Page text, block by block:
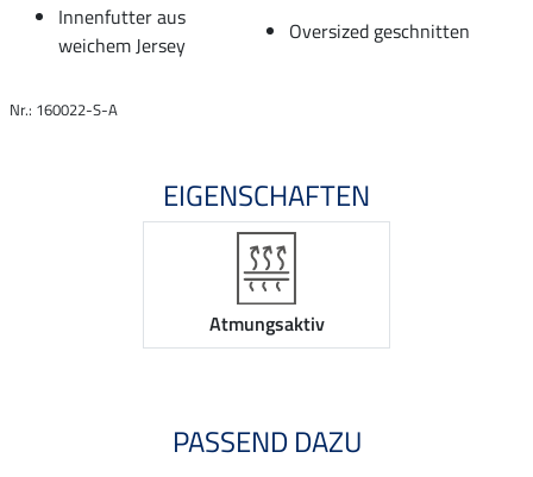
Innenfutter aus
weichem Jersey
Oversized geschnitten
Nr.: 160022-S-A
EIGENSCHAFTEN
Atmungsaktiv
PASSEND DAZU